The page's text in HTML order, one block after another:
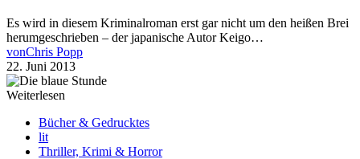
Es wird in diesem Kriminalroman erst gar nicht um den heißen Brei
herumgeschrieben – der japanische Autor Keigo…
vonChris Popp
22. Juni 2013
Weiterlesen
Bücher & Gedrucktes
lit
Thriller, Krimi & Horror